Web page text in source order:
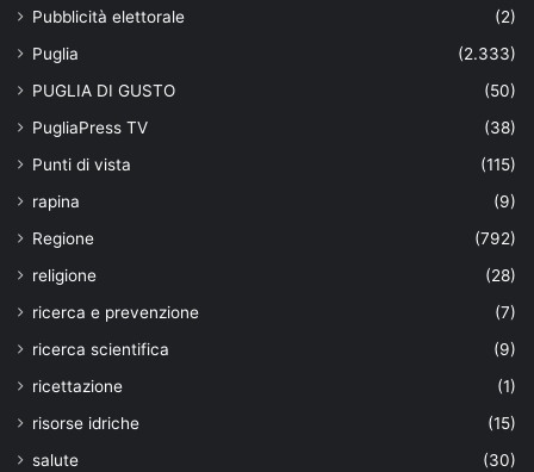
Pubblicità elettorale
(2)
Puglia
(2.333)
PUGLIA DI GUSTO
(50)
PugliaPress TV
(38)
Punti di vista
(115)
rapina
(9)
Regione
(792)
religione
(28)
ricerca e prevenzione
(7)
ricerca scientifica
(9)
ricettazione
(1)
risorse idriche
(15)
salute
(30)